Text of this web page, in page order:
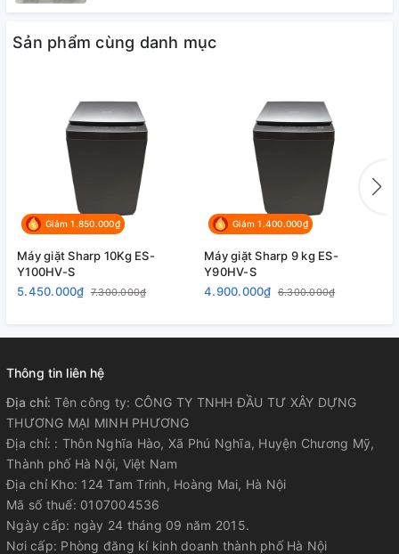
Sản phẩm cùng danh mục
Giảm 1.850.000₫
Máy giặt Sharp 10Kg ES-
Y100HV-S
5.450.000₫ 7.300.000₫
Giảm 1.400.000₫
Máy giặt Sharp 9 kg ES-
Y90HV-S
4.900.000₫ 6.300.000₫
Thông tin liên hệ
Địa chỉ:Tên công ty: CÔNG TY TNHH ĐẦU TƯ XÂY DỰNG
THƯƠNG MẠI MINH PHƯƠNG
Địa chỉ: : Thôn Nghĩa Hào, Xã Phú Nghĩa, Huyện Chương Mỹ,
Thành phố Hà Nội, Việt Nam
Địa chỉ Kho: 124 Tam Trinh, Hoàng Mai, Hà Nội
Mã số thuế: 0107004536
Ngày cấp: ngày 24 tháng 09 năm 2015.
Nơi cấp: Phòng đăng kí kinh doanh thành phố Hà Nội